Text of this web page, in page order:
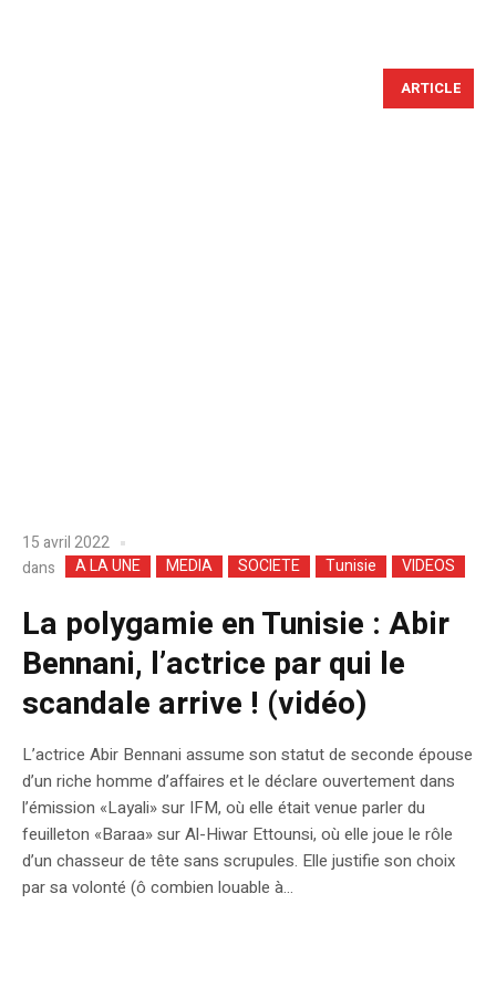
ARTICLE
15 avril 2022
dans
A LA UNE MEDIA SOCIETE Tunisie VIDEOS
La polygamie en Tunisie : Abir
Bennani, l’actrice par qui le
scandale arrive ! (vidéo)
L’actrice Abir Bennani assume son statut de seconde épouse
d’un riche homme d’affaires et le déclare ouvertement dans
l’émission «Layali» sur IFM, où elle était venue parler du
feuilleton «Baraa» sur Al-Hiwar Ettounsi, où elle joue le rôle
d’un chasseur de tête sans scrupules. Elle justifie son choix
par sa volonté (ô combien louable à...